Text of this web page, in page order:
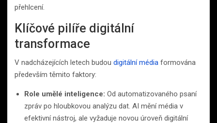
přehlcení.
Klíčové pilíře digitální
transformace
V nadcházejících letech budou digitální média formována
především těmito faktory:
Role umělé inteligence: Od automatizovaného psaní
zpráv po hloubkovou analýzu dat. AI mění média v
efektivní nástroj, ale vyžaduje novou úroveň digitální